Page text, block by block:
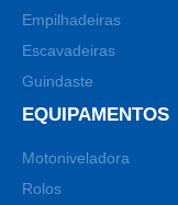
Empilhadeiras
Escavadeiras
Guindaste
EQUIPAMENTOS
Motoniveladora
Rolos